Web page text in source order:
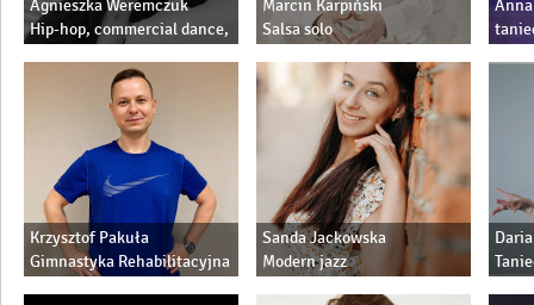
Agnieszka Weremczuk
Hip-hop, commercial dance,
Marcin Karpiński
Salsa solo
Salsa bachata w parach
Taniec użytkowy
Krzysztof Pakuła
Gimnastyka Rehabilitacyjna
Sanda Jackowska
Modern jazz